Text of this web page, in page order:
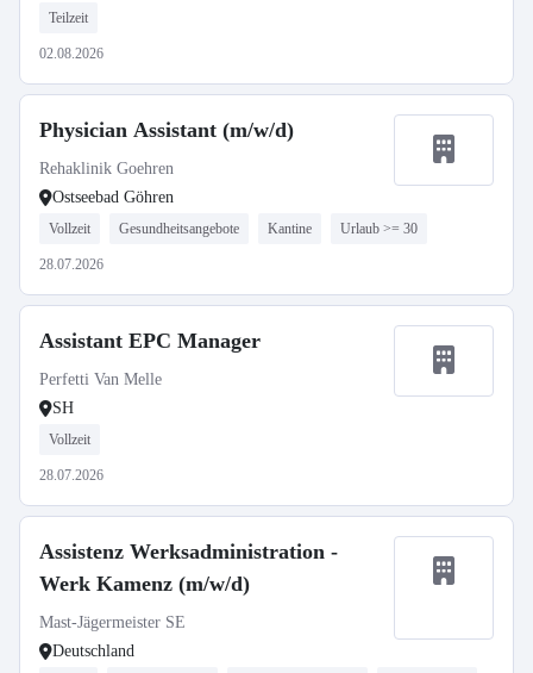
Teilzeit
02.08.2026
Physician Assistant (m/w/d)
Rehaklinik Goehren
Ostseebad Göhren
Vollzeit Gesundheitsangebote Kantine Urlaub >= 30
28.07.2026
Assistant EPC Manager
Perfetti Van Melle
SH
Vollzeit
28.07.2026
Assistenz Werksadministration -
Werk Kamenz (m/w/d)
Mast-Jägermeister SE
Deutschland